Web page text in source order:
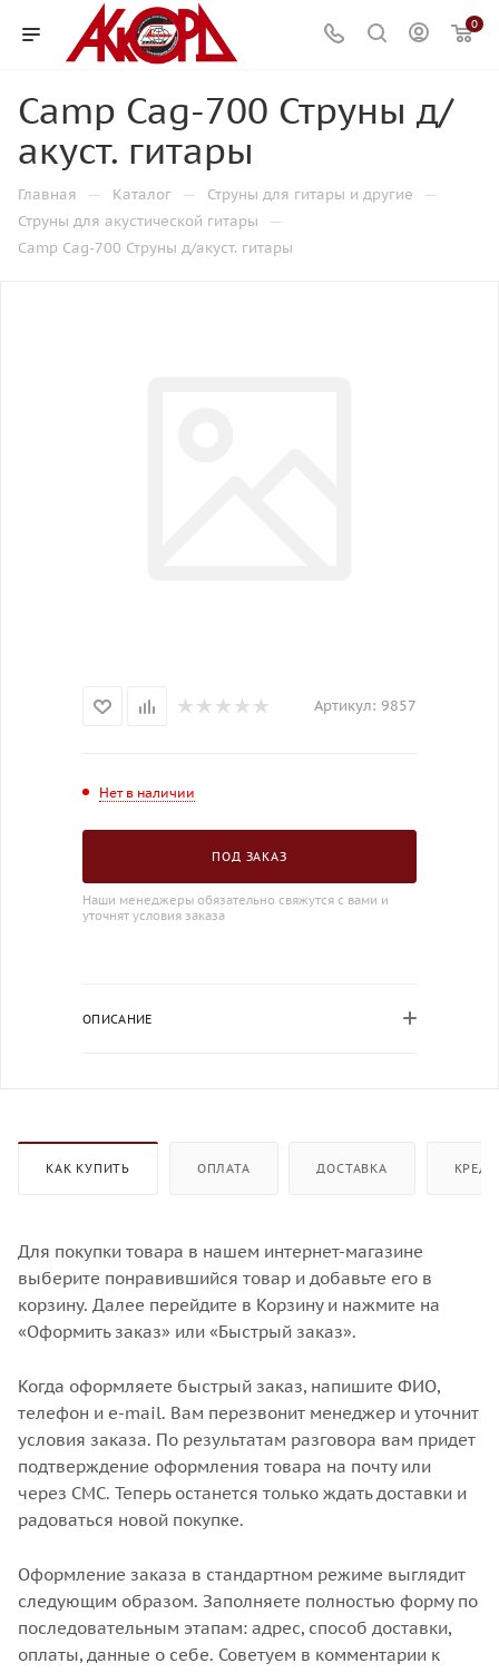
0
Camp Cag-700 Струны д/
акуст. гитары
Главная — Каталог — Струны для гитары и другие —
Струны для акустической гитары —
Camp Cag-700 Струны д/акуст. гитары
Артикул: 9857
Нет в наличии
ПОД ЗАКАЗ
Наши менеджеры обязательно свяжутся с вами и
уточнят условия заказа
ОПИСАНИЕ
КАК КУПИТЬ ОПЛАТА ДОСТАВКА
Для покупки товара в нашем интернет-магазине
выберите понравившийся товар и добавьте его в
корзину. Далее перейдите в Корзину и нажмите на
«Оформить заказ» или «Быстрый заказ».
Когда оформляете быстрый заказ, напишите ФИО,
телефон и e-mail. Вам перезвонит менеджер и уточнит
условия заказа. По результатам разговора вам придет
подтверждение оформления товара на почту или
через СМС. Теперь останется только ждать доставки и
радоваться новой покупке.
Оформление заказа в стандартном режиме выглядит
следующим образом. Заполняете полностью форму по
последовательным этапам: адрес, способ доставки,
оплаты, данные о себе. Советуем в комментарии к